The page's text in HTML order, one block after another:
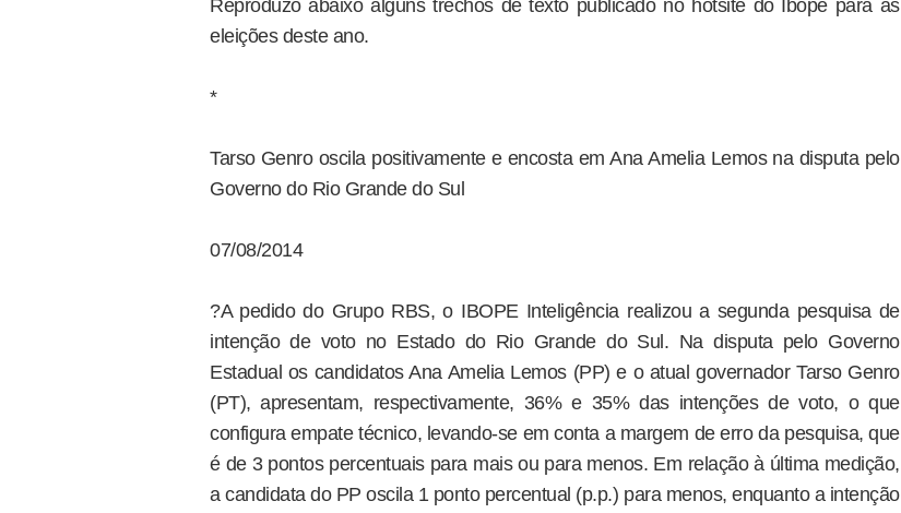
Reproduzo abaixo alguns trechos de texto publicado no hotsite do Ibope para as
eleições deste ano.
*
Tarso Genro oscila positivamente e encosta em Ana Amelia Lemos na disputa pelo
Governo do Rio Grande do Sul
07/08/2014
?A pedido do Grupo RBS, o IBOPE Inteligência realizou a segunda pesquisa de
intenção de voto no Estado do Rio Grande do Sul. Na disputa pelo Governo
Estadual os candidatos Ana Amelia Lemos (PP) e o atual governador Tarso Genro
(PT), apresentam, respectivamente, 36% e 35% das intenções de voto, o que
configura empate técnico, levando-se em conta a margem de erro da pesquisa, que
é de 3 pontos percentuais para mais ou para menos. Em relação à última medição,
a candidata do PP oscila 1 ponto percentual (p.p.) para menos, enquanto a intenção